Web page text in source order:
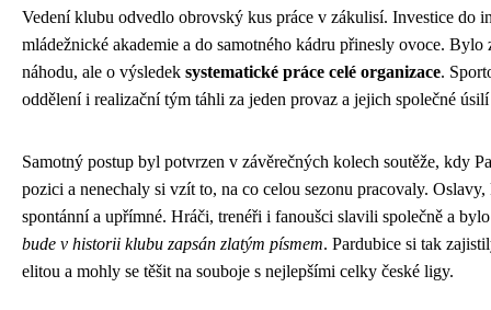
Vedení klubu odvedlo obrovský kus práce v zákulisí. Investice do
mládežnické akademie a do samotného kádru přinesly ovoce. Bylo
náhodu, ale o výsledek systematické práce celé organizace.
oddělení i realizační tým táhli za jeden provaz a jejich společné
Samotný postup byl potvrzen v závěrečných kolech soutěže, kdy
pozici a nenechaly si vzít to, na co celou sezonu pracovaly.
spontánní a upřímné. Hráči, trenéři i fanoušci slavili společně a
bude v historii klubu zapsán zlatým písmem. Pardubice si tak
elitou a mohly se těšit na souboje s nejlepšími celky české ligy.